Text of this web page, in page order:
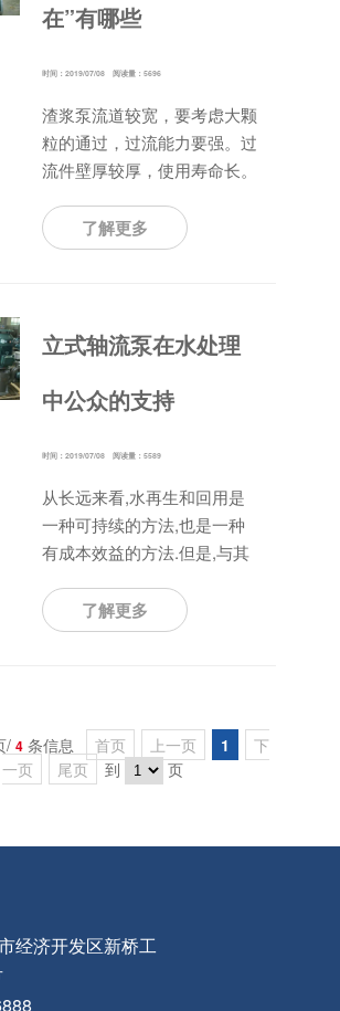
在”有哪些
时间：2019/07/08 阅读量：5696
渣浆泵流道较宽，要考虑大颗
粒的通过，过流能力要强。过
流件壁厚较厚，使用寿命长。
设计有前后背叶片，减少泄
漏，平衡轴向力。用于重磨蚀
了解更多
立式轴流泵在水处理
中公众的支持
时间：2019/07/08 阅读量：5589
从长远来看,水再生和回用是
一种可持续的方法,也是一种
有成本效益的方法.但是,与其
(内陆输水)和地下水,废水二级
处理工艺后的附加工艺以及再
目在一些情况下很难实施.
了解更多
/ 4 条信息 首页 上一页 1
下
一页
尾页 到 页
经济开发区新桥工